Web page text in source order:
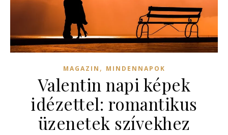
MAGAZIN , MINDENNAPOK
Valentin napi képek
idézettel: romantikus
üzenetek szívekhez